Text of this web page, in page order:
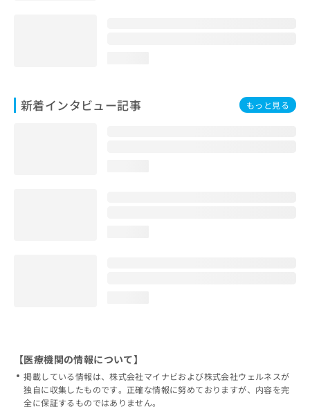
新着インタビュー記事 もっと見る
【医療機関の情報について】
掲載している情報は、株式会社マイナビおよび株式会社ウェルネスが
独自に収集したものです。正確な情報に努めておりますが、内容を完
全に保証するものではありません。